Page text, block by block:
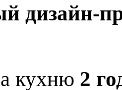
дизайн-
кухню 2